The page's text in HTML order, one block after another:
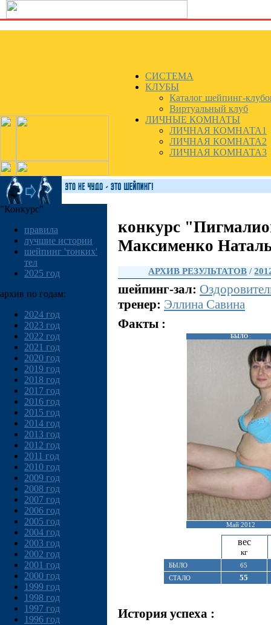
СИСТЕМА
КЛУБЫ
Каталог шейпинг-
Виртуальный клуб
ЛИЧНЫЕ КОМНАТЫ
ЛИЧНАЯ КОМНАТА1
ЛИЧНАЯ КОМНАТА2
ЛИЧНАЯ КОМНАТА3
"Конкурс"
правила
лучшие истории
шейпинг 'тонких'
тел
2025 год
архив по годам:
2024 год
2023 год
2022 год
2021 год
2020 год
2019 год
2018 год
2017 год
2016 год
2015 год
2014 год
2013 год
2012 год
2011 год
2010 год
2009 год
2008 год
2007 год
2006 год
2005 год
2004 год
2003 год
2002 год
2001 год
2000 год
1999 год
1998 год
1997 год
1996 год
конкурс
Максименко
АРХИВ РЕЗУЛЬТАТОВ /
шейпинг-зал:
тренер: Эллина Савина
Факты :
БЫЛО :
Май 2012
вес
кг
БЫЛО
65
СТАЛО
55
История успеха :